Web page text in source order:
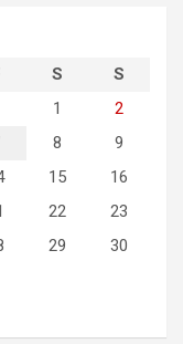
S
S
1
2
8
9
15
16
22
23
29
30